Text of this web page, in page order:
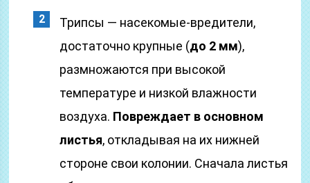
Трипсы — насекомые-вредители,
достаточно крупные (до 2 мм),
размножаются при высокой
температуре и низкой влажности
воздуха. Повреждает в основном
листья, откладывая на их нижней
стороне свои колонии. Сначала листья